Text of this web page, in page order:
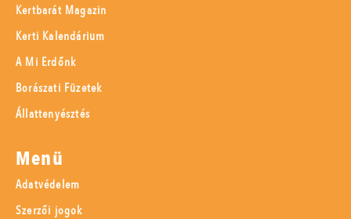
Kertbarát Magazin
Kerti Kalendárium
A Mi Erdőnk
Borászati Füzetek
Állattenyésztés
Menü
Adatvédelem
Szerzői jogok